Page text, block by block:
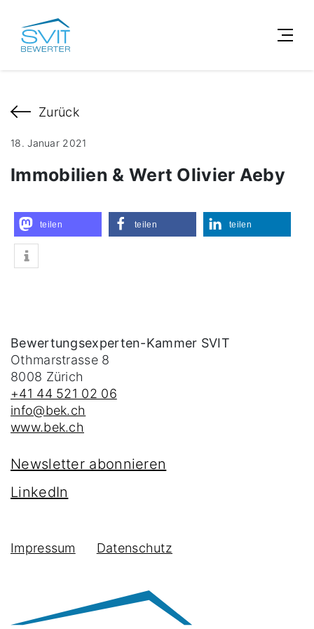
Zurück
18. Januar 2021
Immobilien & Wert Olivier Aeby
teilen teilen teilen
Bewertungsexperten-Kammer SVIT
Othmarstrasse 8
8008 Zürich
+41 44 521 02 06
info@bek.ch
www.bek.ch
Newsletter abonnieren
LinkedIn
Impressum Datenschutz